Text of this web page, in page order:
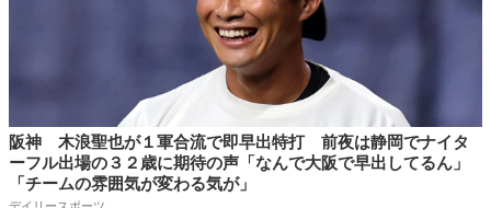
阪神 木浪聖也が１軍合流で即早出特打 前夜は静岡でナイタ
ーフル出場の３２歳に期待の声「なんで大阪で早出してるん」
「チームの雰囲気が変わる気が」